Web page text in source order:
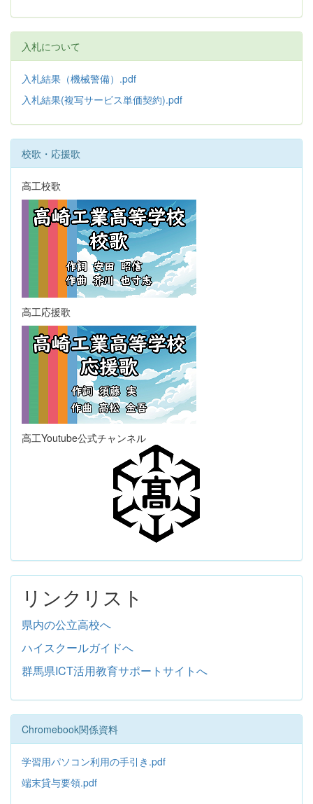
入札について
入札結果（機械警備）.pdf
入札結果(複写サービス単価契約).pdf
校歌・応援歌
高工校歌
高工応援歌
高工Youtube公式チャンネル
リンクリスト
県内の公立高校へ
ハイスクールガイドへ
群馬県ICT活用教育サポートサイトへ
Chromebook関係資料
学習用パソコン利用の手引き.pdf
端末貸与要領.pdf